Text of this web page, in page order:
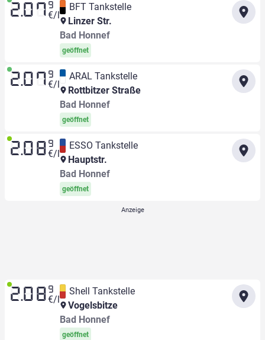
2.07 9
€/l
BFT Tankstelle
Linzer Str.
Bad Honnef
geöffnet
2.07 9
€/l
ARAL Tankstelle
Rottbitzer Straße
Bad Honnef
geöffnet
2.08 9
€/l
ESSO Tankstelle
Hauptstr.
Bad Honnef
geöffnet
2.08 9
€/l
Shell Tankstelle
Vogelsbitze
Bad Honnef
geöffnet